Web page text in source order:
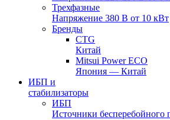
Трехфазные
Напряжение 380 В от 10 кВт
Бренды
CTG
Китай
Mitsui Power ECO
Япония — Китай
ИБП и
стабилизаторы
ИБП
Источники бесперебойного